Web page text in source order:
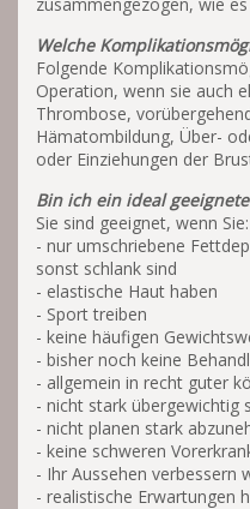
Welche
Folgende
Operation, wenn sie auch
Thrombose,
Hämatombildung, Über-
oder Einziehungen der
Bin ich ein ideal
Sie sind geeignet, wenn Sie:
- nur umschriebene
sonst schlank sind
- elastische Haut haben
- Sport treiben
- keine häufigen
- bisher noch keine
- allgemein in recht guter
- nicht stark übergewichtig
- nicht planen stark
- keine schweren
- Ihr Aussehen verbessern
- realistische Erwartungen